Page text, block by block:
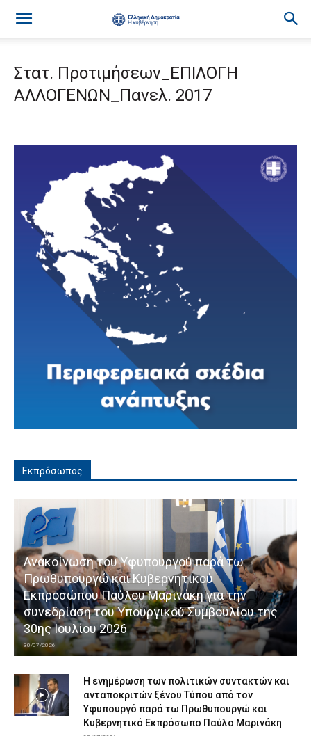
Στατ. Προτιμήσεων_ΕΠΙΛΟΓΗ
ΑΛΛΟΓΕΝΩΝ_Πανελ. 2017
Εκπρόσωπος
Ανακοίνωση του Υφυπουργού παρά τω
Πρωθυπουργώ και Κυβερνητικού
Εκπροσώπου Παύλου Μαρινάκη για την
συνεδρίαση του Υπουργικού Συμβουλίου της
30ης Ιουλίου 2026
30/07/2026
Η ενημέρωση των πολιτικών συντακτών και
ανταποκριτών ξένου Τύπου από τον
Υφυπουργό παρά τω Πρωθυπουργώ και
Κυβερνητικό Εκπρόσωπο Παύλο Μαρινάκη